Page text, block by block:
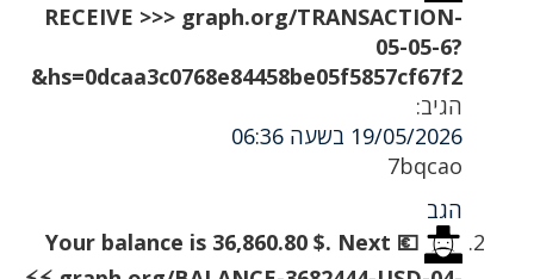
RECEIVE >>> graph.org/TRANSACTION-
05-05-6?
hs=0dcaa3c0768e84458be05f5857cf67f2&
הגיב:
19/05/2026 בשעה 06:36
7bqcao
הגב
💶 Your balance is 36,860.80 $. Next